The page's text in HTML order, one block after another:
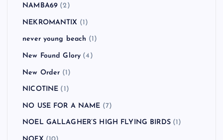
NAMBA69 (2)
NEKROMANTIX (1)
never young beach (1)
New Found Glory (4)
New Order (1)
NICOTINE (1)
NO USE FOR A NAME (7)
NOEL GALLAGHER’S HIGH FLYING BIRDS(1)